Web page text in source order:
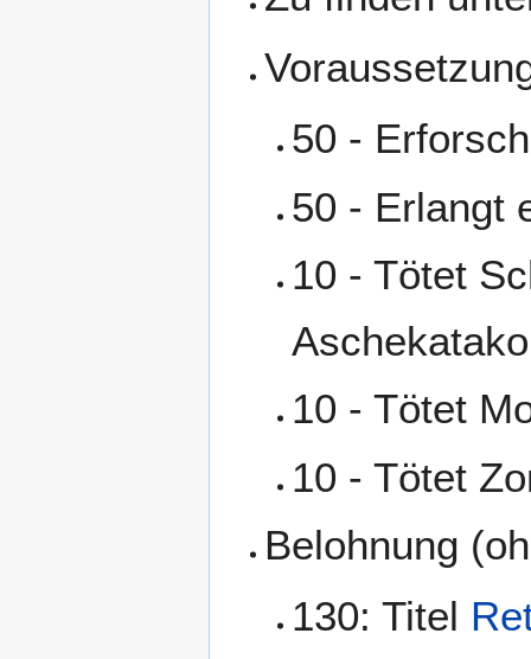
50 -
50 - Erlangt
10 - Tötet
10 - Tötet
10 - Tötet
Belohnung
130: Titel